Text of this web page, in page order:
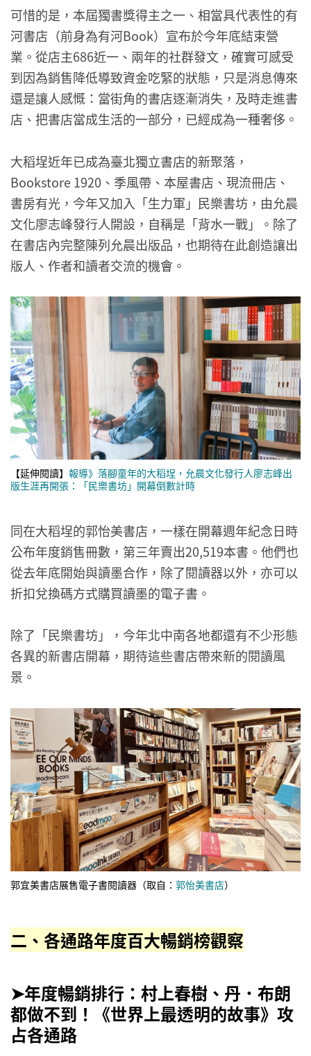
可惜的是，本屆獨書獎得主之一、相當具代表性的有
河書店（前身為有河Book）宣布於今年底結束營
業。從店主686近一、兩年的社群發文，確實可感受
到因為銷售降低導致資金吃緊的狀態，只是消息傳來
還是讓人感慨：當街角的書店逐漸消失，及時走進書
店、把書店當成生活的一部分，已經成為一種奢侈。
大稻埕近年已成為臺北獨立書店的新聚落，
Bookstore 1920、季風帶、本屋書店、現流冊店、
書房有光，今年又加入「生力軍」民樂書坊，由允晨
文化廖志峰發行人開設，自稱是「背水一戰」。除了
在書店內完整陳列允晨出版品，也期待在此創造讓出
版人、作者和讀者交流的機會。
【延伸閱讀】 報導》落腳童年的大稻埕，允晨文化發行人廖志峰出
版生涯再開張：「民樂書坊」開幕倒數計時
同在大稻埕的郭怡美書店，一樣在開幕週年紀念日時
公布年度銷售冊數，第三年賣出20,519本書。他們也
從去年底開始與讀墨合作，除了閱讀器以外，亦可以
折扣兌換碼方式購買讀墨的電子書。
除了「民樂書坊」，今年北中南各地都還有不少形態
各異的新書店開幕，期待這些書店帶來新的閱讀風
景。
郭宜美書店展售電子書閱讀器（取自： 郭怡美書店）
二、各通路年度百大暢銷榜觀察
➤年度暢銷排行：村上春樹、丹．布朗
都做不到！《世界上最透明的故事》攻
占各通路